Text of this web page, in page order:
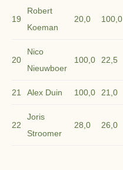
19
Robert
Koeman
20,0 100,0
20
Nico
Nieuwboer
100,0 22,5
21 Alex Duin 100,0 21,0
22
Joris
Stroomer
28,0 26,0